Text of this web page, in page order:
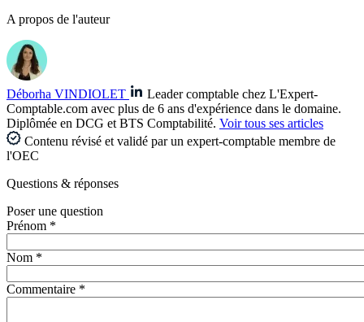
A propos de l'auteur
Déborha VINDIOLET
Leader comptable chez L'Expert-
Comptable.com avec plus de 6 ans d'expérience dans le domaine.
Diplômée en DCG et BTS Comptabilité. Voir tous ses articles
Contenu révisé et validé par un expert-comptable membre de
l'OEC
Questions & réponses
Poser une question
Prénom *
Nom *
Commentaire *